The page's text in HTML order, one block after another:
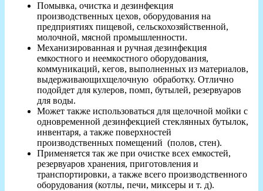
Помывка, очистка и дезинфекция
производственных цехов, оборудования на
предприятиях пищевой, сельскохозяйственной,
молочной, мясной промышленности.
Механизированная и ручная дезинфекция
емкостного и неемкостного оборудования,
коммуникаций, кегов, выполненных из материалов,
выдерживающихщелочную обработку. Отлично
подойдет для кулеров, помп, бутылей, резервуаров
для воды.
Может также использоваться для щелочной мойки с
одновременной дезинфекцией стеклянных бутылок,
инвентаря, а также поверхностей
производственных помещений (полов, стен).
Применяется так же при очистке всех емкостей,
резервуаров хранения, приготовления и
транспортировки, а также всего производственного
оборудования (котлы, печи, миксеры и т. д).